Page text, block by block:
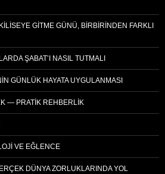
GITME GÜNÜ, BIRBIRINDEN FARKLI
ŞABAT’I NASIL TUTMALI
GÜNLÜK HAYATA UYGULANMASI
— PRATIK REHBERLIK
VE EĞLENCE
DÜNYA ZORLUKLARINDA YOL